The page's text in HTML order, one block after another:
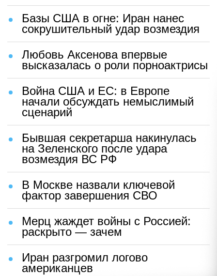
Базы США в огне: Иран нанес
сокрушительный удар возмездия
Любовь Аксенова впервые
высказалась о роли порноактрисы
Война США и ЕС: в Европе
начали обсуждать немыслимый
сценарий
Бывшая секретарша накинулась
на Зеленского после удара
возмездия ВС РФ
В Москве назвали ключевой
фактор завершения СВО
Мерц жаждет войны с Россией:
раскрыто — зачем
Иран разгромил логово
американцев